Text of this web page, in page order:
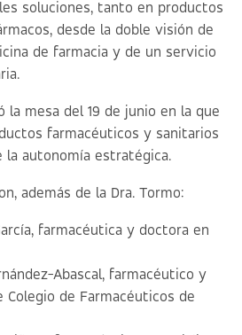
soluciones, tanto en productos
desde la doble visión de
de farmacia y de un servicio
la mesa del 19 de junio en la que
farmacéuticos y sanitarios
la autonomía estratégica.
además de la Dra. Tormo:
farmacéutica y doctora en
Abascal, farmacéutico y
de Farmacéuticos de